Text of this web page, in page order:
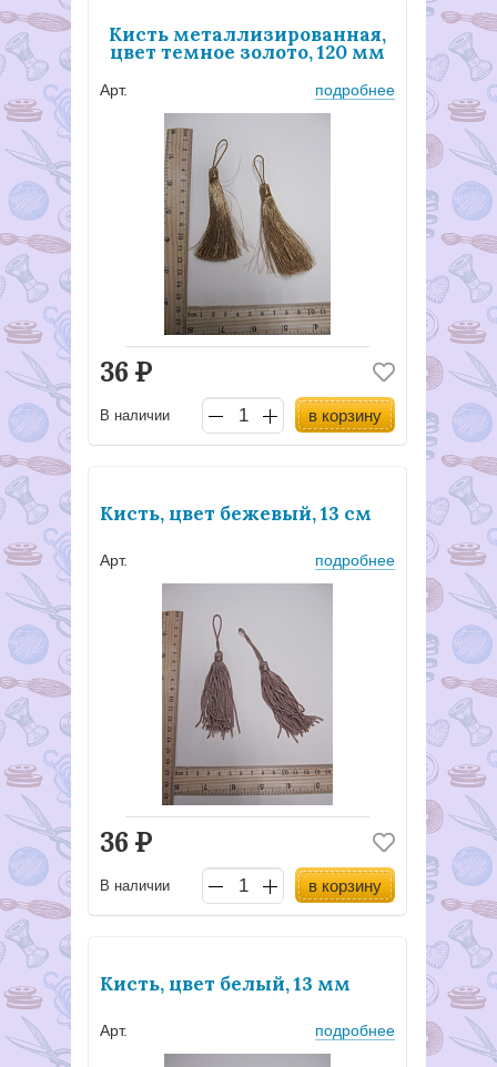
Кисть металлизированная,
цвет темное золото, 120 мм
Арт. подробнее
36 Р
В наличии в корзину
Кисть, цвет бежевый, 13 см
Арт. подробнее
36 Р
В наличии в корзину
Кисть, цвет белый, 13 мм
Арт. подробнее